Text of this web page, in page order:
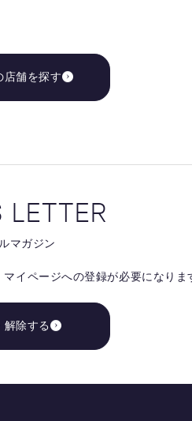
店舗を探す
LETTER
マガジン
マイページへの登録が必要になりま
解除する